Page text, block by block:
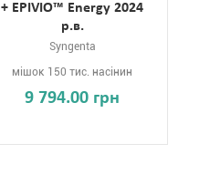
+ EPIVIO™ Energy 2024
р.в.
Syngenta
мішок 150 тис. насінин
9 794.00 грн